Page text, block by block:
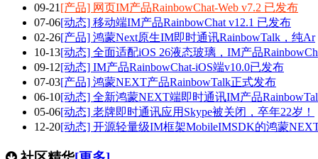
09-21 [产品] 网页IM产品RainbowChat-Web v7.2 已发布
07-06[动态] 移动端IM产品RainbowChat v12.1 已发布
02-26[产品] 鸿蒙Next原生IM即时通讯RainbowTalk，纯Ar
10-13[动态] 全面适配iOS 26液态玻璃，IM产品RainbowCh
09-12[动态] IM产品RainbowChat-iOS端v10.0已发布
07-03[产品] 鸿蒙NEXT产品RainbowTalk正式发布
06-10[动态] 全新鸿蒙NEXT端即时通讯IM产品
05-06[动态] 老牌即时通讯应用Skype被关闭，卒年22岁！
12-20[动态] 开源轻量级IM框架MobileIMSDK的鸿蒙